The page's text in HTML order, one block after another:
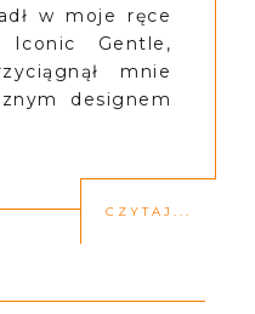
w moje ręce
Iconic Gentle,
mnie
designem
CZYTAJ...